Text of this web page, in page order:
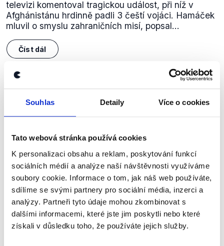
Souhlas Detaily Více o cookies
Tato webová stránka používá cookies
K personalizaci obsahu a reklam, poskytování funkcí
sociálních médií a analýze naší návštěvnosti využíváme
soubory cookie. Informace o tom, jak náš web používáte,
sdílíme se svými partnery pro sociální média, inzerci a
analýzy. Partneři tyto údaje mohou zkombinovat s
dalšími informacemi, které jste jim poskytli nebo které
získali v důsledku toho, že používáte jejich služby.
televizi komentoval tragickou událost, při níž v
Afghánistánu hrdinně padli 3 čeští vojáci. Hamáček
mluvil o smyslu zahraničních misí, popsal...
Číst dál
Zůstaňme v kontaktu
Přihlaste se k odběru našeho
newsletteru nebowhatsappového
kanálu, kde pravidelně přinášíme
shrnutí nejzajímavějších článků a analýz.
Začněte nás odebírat, a mějte tak
přehled o tom, jaké dezinformace a
nepravdy se zrovna v Česku šíří.